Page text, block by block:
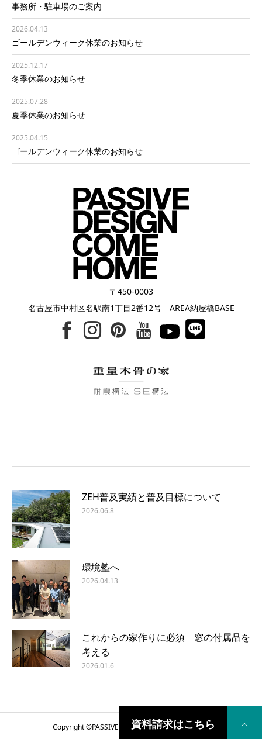
事務所・駐車場のご案内
2026.04.13
ゴールデンウィーク休業のお知らせ
2025.12.17
冬季休業のお知らせ
2025.07.28
夏季休業のお知らせ
2025.04.15
ゴールデンウィーク休業のお知らせ
〒450-0003
名古屋市中村区名駅南1丁目2番12号 AREA納屋橋BASE
ZEH普及実績と普及目標について
2026.06.8
環境塾へ
2026.04.13
これからの家作りに必須 窓の付属品を
考える
2026.01.6
Copyright ©PASSIVE DESIGN COME HOME2018
資料請求はこちら